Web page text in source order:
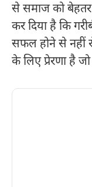
से समाज को बेहतर
कर दिया है कि
सफल होने से नहीं
के लिए प्रेरणा है